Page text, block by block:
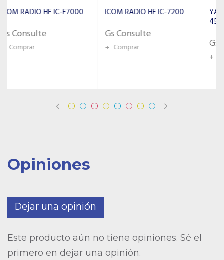
ICOM RADIO HF IC-7200
Gs Consulte
+ Comprar
YAESU RADIO HF FT-
Gs Consulte
Opiniones
Dejar una opinión
Este producto aún no tiene opiniones. Sé el
primero en dejar una opinión.